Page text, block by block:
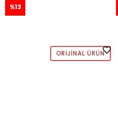
%13
ORIJINAL ÜRÜN